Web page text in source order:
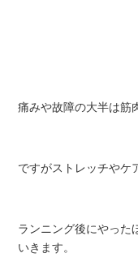
痛みや故障の大半は筋
ですがストレッチやケ
ランニング後にやった
いきます。